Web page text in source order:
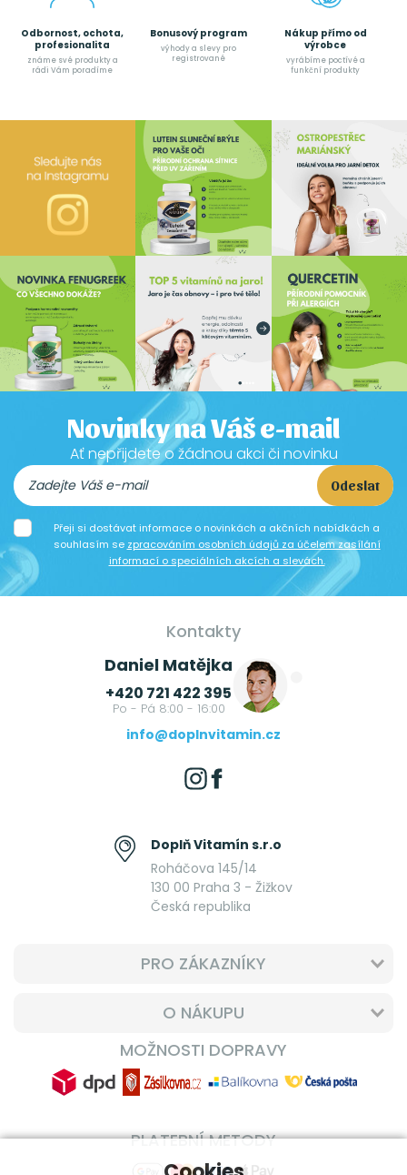
Odbornost, ochota,
profesionalita
známe své produkty a
rádi Vám poradíme
Bonusový program
výhody a slevy pro
registrované
Nákup přímo od
výrobce
vyrábíme poctívé a
funkční produkty
Novinky na Váš e-mail
Ať nepřijdete o žádnou akci či novinku
Odeslat
Přeji si dostávat informace o novinkách a akčních nabídkách a
souhlasím se zpracováním osobních údajů za účelem zasílání
informací o speciálních akcích a slevách.
Kontakty
Daniel Matějka
+420 721 422 395
Po - Pá 8:00 - 16:00
info@doplnvitamin.cz
Doplň Vitamín s.r.o
Roháčova 145/14
130 00 Praha 3 - Žižkov
Česká republika
PRO ZÁKAZNÍKY
O NÁKUPU
MOŽNOSTI DOPRAVY
PLATEBNÍ METODY